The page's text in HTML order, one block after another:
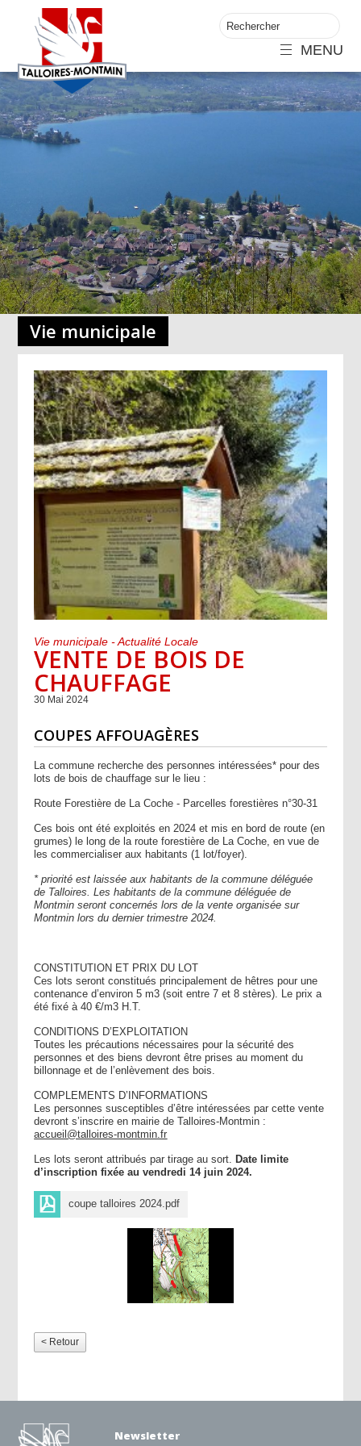
MENU
Vie municipale
Vie municipale - Actualité Locale
VENTE DE BOIS DE
CHAUFFAGE
30 Mai 2024
COUPES AFFOUAGÈRES
La commune recherche des personnes intéressées* pour des
lots de bois de chauffage sur le lieu :
Route Forestière de La Coche - Parcelles forestières n°30-31
Ces bois ont été exploités en 2024 et mis en bord de route (en
grumes) le long de la route forestière de La Coche, en vue de
les commercialiser aux habitants (1 lot/foyer).
* priorité est laissée aux habitants de la commune déléguée
de Talloires. Les habitants de la commune déléguée de
Montmin seront concernés lors de la vente organisée sur
Montmin lors du dernier trimestre 2024.
CONSTITUTION ET PRIX DU LOT
Ces lots seront constitués principalement de hêtres pour une
contenance d’environ 5 m3 (soit entre 7 et 8 stères). Le prix a
été fixé à 40 €/m3 H.T.
CONDITIONS D’EXPLOITATION
Toutes les précautions nécessaires pour la sécurité des
personnes et des biens devront être prises au moment du
billonnage et de l’enlèvement des bois.
COMPLEMENTS D’INFORMATIONS
Les personnes susceptibles d’être intéressées par cette vente
devront s’inscrire en mairie de Talloires-Montmin :
accueil@talloires-montmin.fr
Les lots seront attribués par tirage au sort. Date limite
d’inscription fixée au vendredi 14 juin 2024.
coupe talloires 2024.pdf
< Retour
Newsletter